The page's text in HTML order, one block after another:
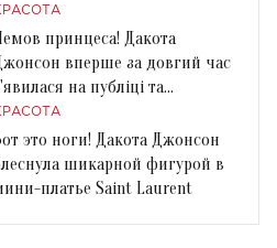
принцеса! Дакота
вперше за довгий час
на публіці та
своєю сукнею
это ноги! Дакота Джонсон
шикарной фигурой в
платье Saint Laurent